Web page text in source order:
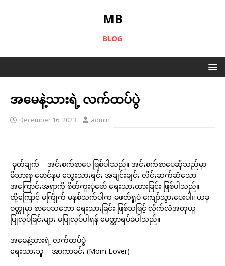
MB
BLOG
အမေနဲ့သားရဲ့ လက်ထပ်ပွဲ
December 16, 2023 admin
မှတ်ချက် – အင်းစက်စာပေ ဖြစ်ပါသည်။ အင်းစက်စာပေဆိုသည်မှာ
မိသားစု မောင်နှမ သွေးသားရင်း အချင်းချင်း လိင်းဆက်ဆံသော
အကြောင်းအရာကို စိတ်ကူးပုံဖော် ရေးသားထားခြင်း ဖြစ်ပါသည်။
ထို့ကြောင့် မကြိုက် မနှစ်သက်ပါက မဖတ်ရှုပဲ ကျော်သွားပေးပါ။ ယခု
ဝတ္ထုမှာ စာပေသဘော ရေးသားခြင်း ဖြစ်သဖြင့် လိုက်လံအတုယူ
ပြုလုပ်ခြင်းများ မပြုလုပ်ပါရန် မေတ္တာရပ်ခံပါသည်။
အမေနဲ့သားရဲ့ လက်ထပ်ပွဲ
ရေးသားသူ – အာကာမင်း (Mom Lover)